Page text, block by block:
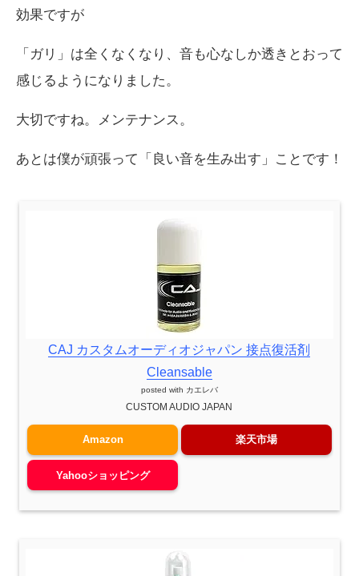
効果ですが
「ガリ」は全くなくなり、音も心なしか透きとおって
感じるようになりました。
大切ですね。メンテナンス。
あとは僕が頑張って「良い音を生み出す」ことです！
CAJ カスタムオーディオジャパン 接点復活剤
Cleansable
posted with カエレバ
CUSTOM AUDIO JAPAN
Amazon 楽天市場
Yahooショッピング